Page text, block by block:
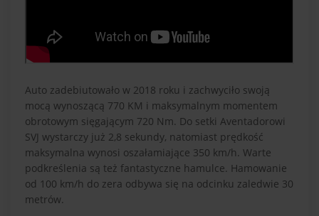
Auto zadebiutowało w 2018 roku i zachwyciło swoją
mocą wynoszącą 770 KM i maksymalnym momentem
obrotowym sięgającym 720 Nm. Do setki Aventadorowi
SVJ wystarczy już 2,8 sekundy, natomiast prędkość
maksymalna wynosi oszałamiające 350 km/h. Warte
podkreślenia są też fantastyczne hamulce. Hamowanie
od 100 km/h do zera odbywa się na odcinku zaledwie 30
metrów.